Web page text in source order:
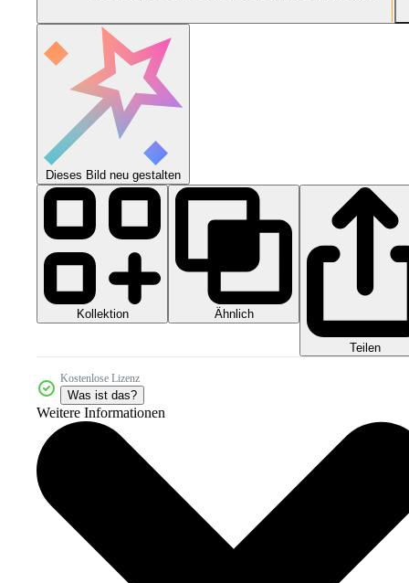
Dieses Bild neu gestalten
Kollektion Ähnlich
Teilen
Kostenlose Lizenz
Was ist das?
Weitere Informationen